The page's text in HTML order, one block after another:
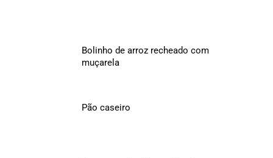
Bolinho de arroz recheado com
muçarela
Pão caseiro